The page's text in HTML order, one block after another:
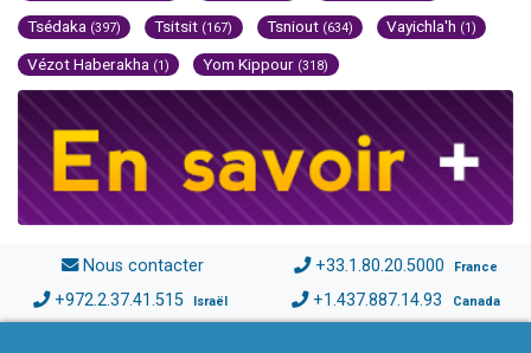
Tsédaka (397) Tsitsit (167) Tsniout (634) Vayichla'h (1)
Vézot Haberakha (1) Yom Kippour (318)
Nous contacter +33.1.80.20.5000 France
+972.2.37.41.515 Israël +1.437.887.14.93 Canada